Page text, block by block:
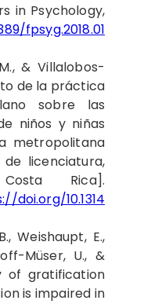
in Psychology,
fpsyg.2018.01
& Villalobos-
de la práctica
sobre las
niños y niñas
metropolitana
de licenciatura,
Rica].
doi.org/10.1314
Weishaupt, E.,
Müser, U., &
of gratification
is impaired in